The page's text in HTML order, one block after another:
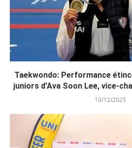
Taekwondo: Performance
juniors d’Ava Soon Lee, vice-
10/12/2025